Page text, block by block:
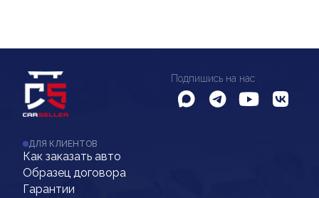
Подпишись на нас
ДЛЯ КЛИЕНТОВ
Как заказать авто
Образец договора
Гарантии